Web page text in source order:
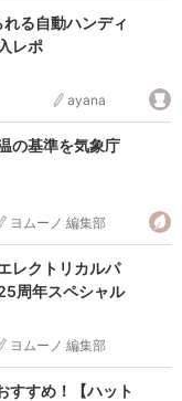
れる自動ハンディ
レポ
ayana
の基準を気象庁
ヨムーノ 編集部
レクトリカルパ
周年スペシャル
ヨムーノ 編集部
すすめ！【ハット